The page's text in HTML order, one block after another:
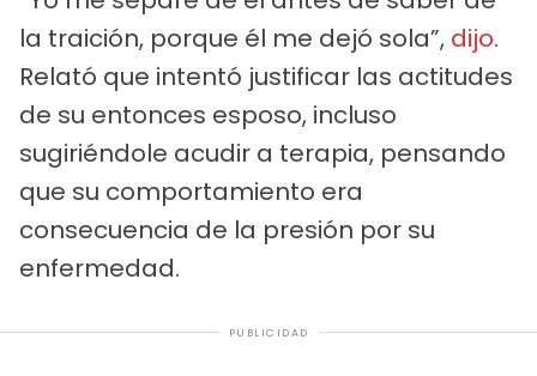
la traición, porque él me dejó sola”, dijo.
Relató que intentó justificar las actitudes
de su entonces esposo, incluso
sugiriéndole acudir a terapia, pensando
que su comportamiento era
consecuencia de la presión por su
enfermedad.
PUBLICIDAD